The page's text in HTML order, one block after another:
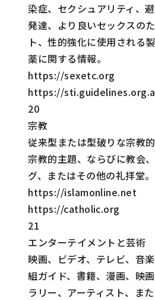
染症、セクシュアリティ、
発達、より良いセックスの
ト、性的強化に使用される
薬に関する情報。
https://sexetc.org
https://
20
宗教
従来型または型破りな宗教
宗教的主題、ならびに教会
グ、またはその他の礼拝堂。
https://islamonline.net
https://catholic.org
21
エンターテイメントと芸術
映画、ビデオ、テレビ、音
組ガイド、書籍、漫画、映
ラリー、アーティスト、ま